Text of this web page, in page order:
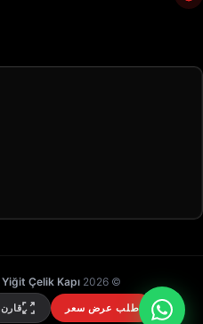
© 2026
Yiğit Çelik Kapı
طلب عرض سعر قارن